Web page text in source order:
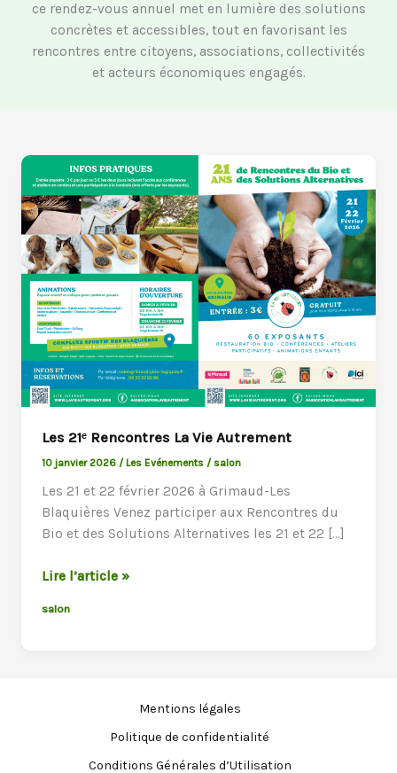
ce rendez-vous annuel met en lumière des solutions
concrètes et accessibles, tout en favorisant les
rencontres entre citoyens, associations, collectivités
et acteurs économiques engagés.
Les 21ᵉ Rencontres La Vie Autrement
10 janvier 2026 /Les Evénements /salon
Les 21 et 22 février 2026 à Grimaud-Les
Blaquières Venez participer aux Rencontres du
Bio et des Solutions Alternatives les 21 et 22 […]
Les
Rencontres
Lire l’article »
salon
Mentions légales
Politique de confidentialité
Conditions Générales d’Utilisation